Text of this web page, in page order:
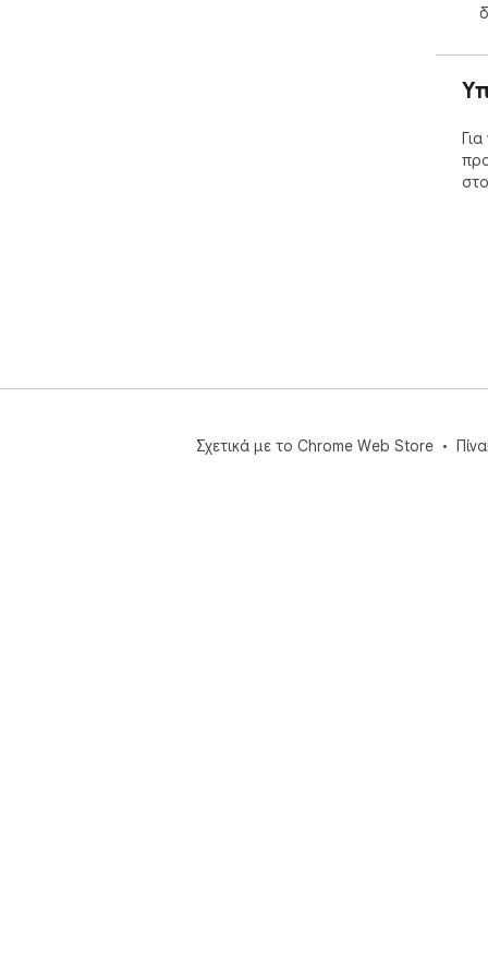
Σχετικά με το Chrome Web Store